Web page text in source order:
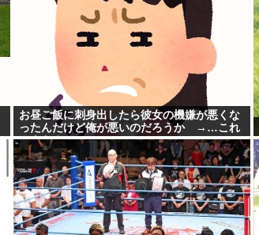
お昼ご飯に刺身出したら彼女の機嫌が悪くな
ったんだけど俺が悪いのだろうか →…これ
アウト？